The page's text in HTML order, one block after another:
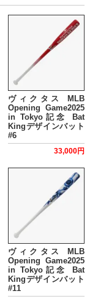
ヴィクタス MLB
Opening Game2025
in Tokyo記念 Bat
Kingデザインバット
#6
33,000円
ヴィクタス MLB
Opening Game2025
in Tokyo記念 Bat
Kingデザインバット
#11